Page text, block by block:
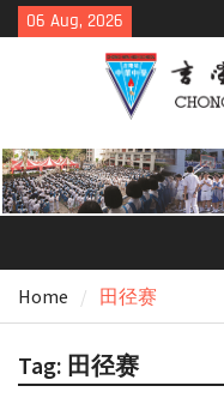
Skip
to
06 Aug, 2026
Home 田径赛
Tag: 田径赛